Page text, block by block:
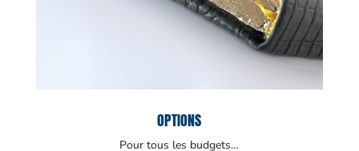
OPTIONS
Pour tous les budgets…